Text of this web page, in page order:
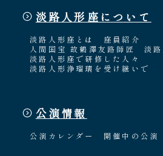
淡路人形座について
淡路人形座とは
座員紹介
人間国宝 故鶴澤友路師匠
淡
淡路人形座で研修した人々
淡路人形浄瑠璃を受け継いで
公演情報
公演カレンダー 開催中の公演